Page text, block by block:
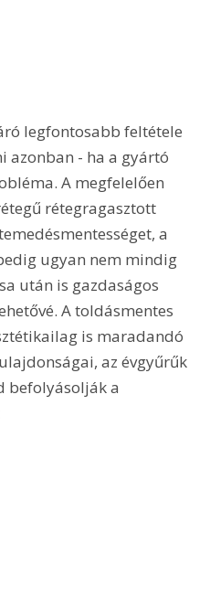
azonban - ha a gyártó
A megfelelően
rétegragasztott
a
ugyan nem mindig
után is gazdaságos
A toldásmentes
is maradandó
az évgyűrűk
befolyásolják a